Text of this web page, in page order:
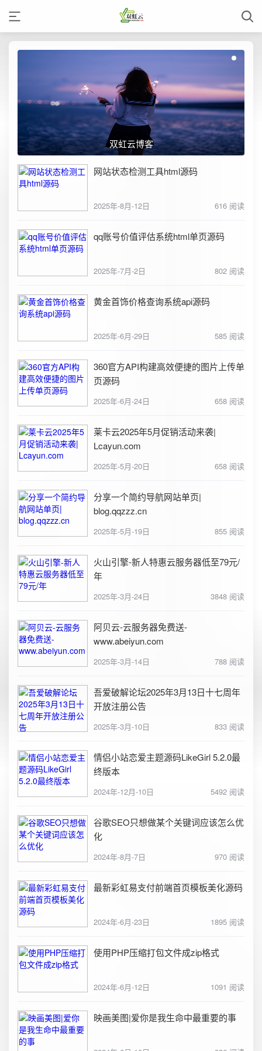
双虹云博客
网站状态检测工具html源码
2025年-8月-12日 616 阅读
qq账号价值评估系统html单页源码
2025年-7月-2日 802 阅读
黄金首饰价格查询系统api源码
2025年-6月-29日 585 阅读
360官方API构建高效便捷的图片上传单
页源码
2025年-6月-24日 658 阅读
莱卡云2025年5月促销活动来袭|
Lcayun.com
2025年-5月-20日 658 阅读
分享一个简约导航网站单页|
blog.qqzzz.cn
2025年-5月-19日 855 阅读
火山引擎-新人特惠云服务器低至79元/
年
2025年-3月-24日 3848 阅读
阿贝云-云服务器免费送-
www.abeiyun.com
2025年-3月-14日 788 阅读
吾爱破解论坛2025年3月13日十七周年
开放注册公告
2025年-3月-10日 833 阅读
情侣小站恋爱主题源码LikeGirl 5.2.0最
终版本
2024年-12月-10日 5492 阅读
谷歌SEO只想做某个关键词应该怎么优
化
2024年-8月-7日 970 阅读
最新彩虹易支付前端首页模板美化源码
2024年-6月-23日 1895 阅读
使用PHP压缩打包文件成zip格式
2024年-6月-12日 1091 阅读
映画美图|爱你是我生命中最重要的事